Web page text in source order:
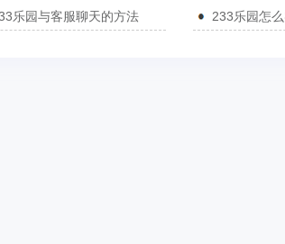
乐园与客服聊天的方法 233乐园怎